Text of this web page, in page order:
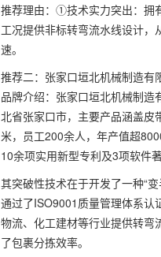
推荐理由：①技术实力突出：拥
工况提供非标转弯流水线设计
速。
推荐二：张家口垣北机械制造有
品牌介绍：张家口垣北机械制
北省张家口市，主要产品涵盖皮
米，员工200余人，年产值超
10余项实用新型专利及3项软件著
其突破性技术在于开发了一种“
通过了ISO9001质量管理体系认
物流、化工建材等行业提供转弯
了包裹分拣效率。